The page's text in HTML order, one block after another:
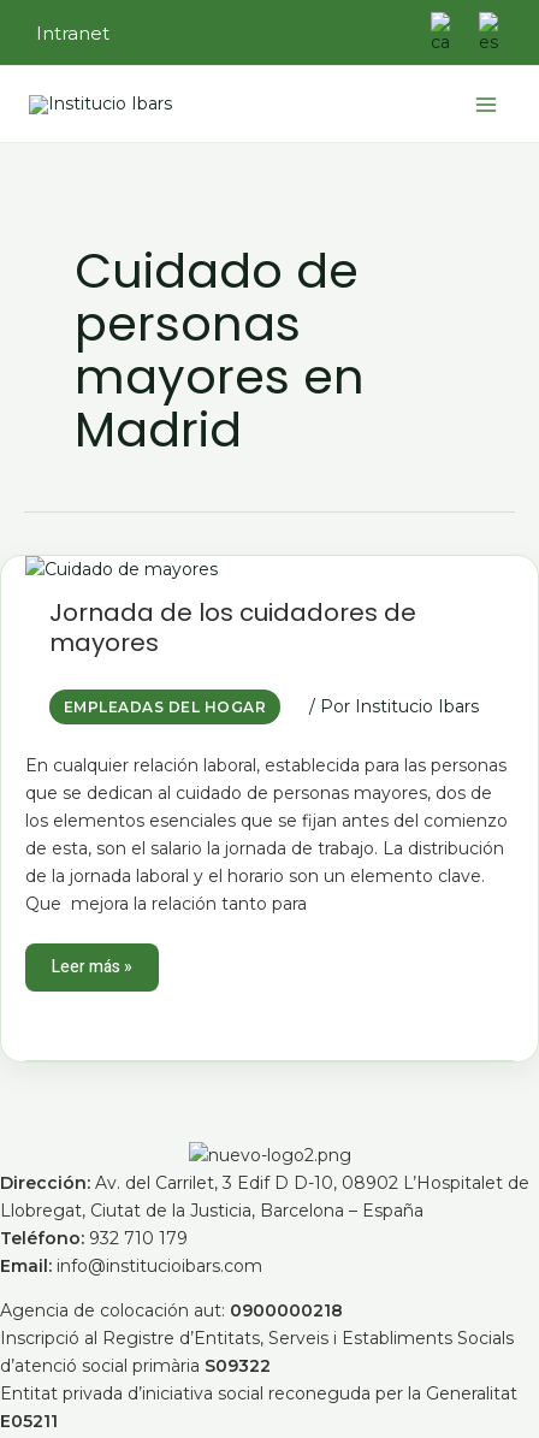
contenido
Intranet
Cuidado de
personas
mayores en
Madrid
Jornada de los cuidadores de
mayores
EMPLEADAS DEL HOGAR / Por Institucio Ibars
En cualquier relación laboral, establecida para las personas
que se dedican al cuidado de personas mayores, dos de
los elementos esenciales que se fijan antes del comienzo
de esta, son el salario la jornada de trabajo. La distribución
de la jornada laboral y el horario son un elemento clave.
Que mejora la relación tanto para
Jornada
de
cuidadores
mayores
Leer más »
Dirección: Av. del Carrilet, 3 Edif D D-10, 08902 L’Hospitalet de
Llobregat, Ciutat de la Justicia, Barcelona – España
Teléfono: 932 710 179
Email: info@institucioibars.com
Agencia de colocación aut: 0900000218
Inscripció al Registre d’Entitats, Serveis i Establiments Socials
d’atenció social primària S09322
Entitat privada d’iniciativa social reconeguda per la Generalitat
E05211